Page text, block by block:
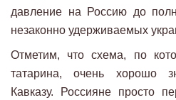
давление на Россию до
незаконно удерживаемых
Отметим, что схема, по
татарина, очень хорошо
Кавказу. Россияне просто